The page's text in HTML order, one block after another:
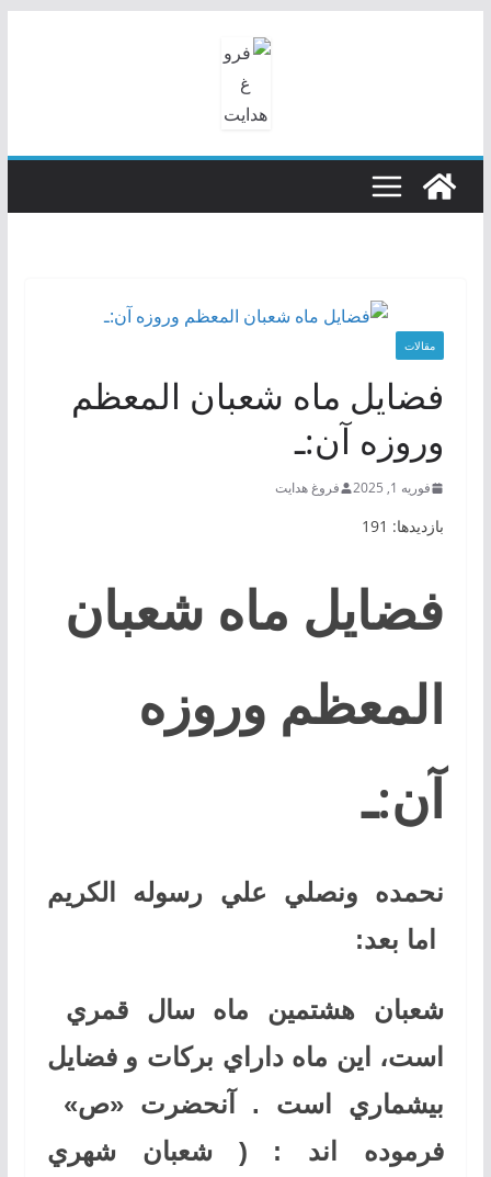
مقالات
فضايل ماه شعبان المعظم
وروزه آن:ـ
فوریه 1, 2025 فروغ هدایت
بازدیدها: 191
فضايل ماه شعبان
المعظم وروزه
آن:ـ
نحمده ونصلي علي رسوله الكريم
اما بعد:
شعبان هشتمين ماه سال قمري
است، اين ماه داراي بركات و فضايل
بيشماري است . آنحضرت «ص»
فرموده اند : ( شعبان شهري